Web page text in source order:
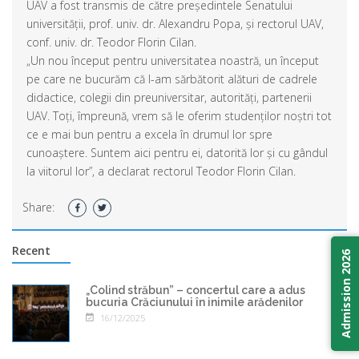
UAV a fost transmis de către președintele Senatului
universității, prof. univ. dr. Alexandru Popa, și rectorul UAV,
conf. univ. dr. Teodor Florin Cilan.
„Un nou început pentru universitatea noastră, un început
pe care ne bucurăm că l-am sărbătorit alături de cadrele
didactice, colegii din preuniversitar, autorități, partenerii
UAV. Toți, împreună, vrem să le oferim studenților noștri tot
ce e mai bun pentru a excela în drumul lor spre
cunoaștere. Suntem aici pentru ei, datorită lor și cu gândul
la viitorul lor”, a declarat rectorul Teodor Florin Cilan.
Share:
Recent
„Colind străbun” – concertul care a adus
bucuria Crăciunului în inimile arădenilor
16/12/2025 Admission 2026